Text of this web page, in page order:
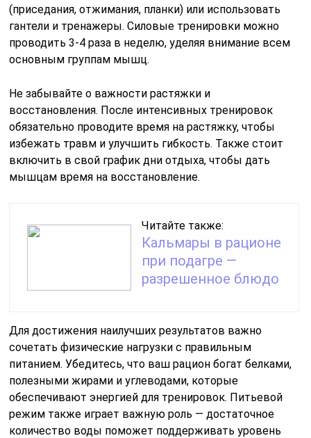
(приседания, отжимания, планки) или использовать
гантели и тренажеры. Силовые тренировки можно
проводить 3-4 раза в неделю, уделяя внимание всем
основным группам мышц.
Не забывайте о важности растяжки и
восстановления. После интенсивных тренировок
обязательно проводите время на растяжку, чтобы
избежать травм и улучшить гибкость. Также стоит
включить в свой график дни отдыха, чтобы дать
мышцам время на восстановление.
Читайте также:
Кальмары в рационе
при подагре —
разрешенное блюдо
Для достижения наилучших результатов важно
сочетать физические нагрузки с правильным
питанием. Убедитесь, что ваш рацион богат белками,
полезными жирами и углеводами, которые
обеспечивают энергией для тренировок. Питьевой
режим также играет важную роль — достаточное
количество воды поможет поддерживать уровень